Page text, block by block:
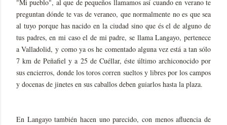
"Mi pueblo", al que de pequeños llamamos así cuando en verano te
preguntan dónde te vas de veraneo, que normalmente no es que sea
al tuyo porque has nacido en la ciudad sino que és el de alguno de
tus padres, en mi caso el de mi padre, se llama Langayo, pertenece
a Valladolid, y como ya os he comentado alguna vez está a tan sólo
7 km de Peñafiel y a 25 de Cuéllar, éste último archiconocido por
sus encierros, donde los toros corren sueltos y libres por los campos
y docenas de jinetes en sus caballos deben guiarlos hasta la plaza.
En Langayo también hacen uno parecido, con menos afluencia de